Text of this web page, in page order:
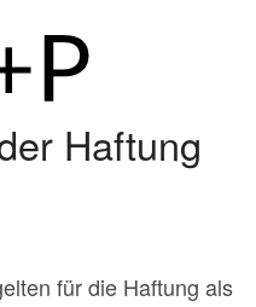
Haftung
für die Haftung als